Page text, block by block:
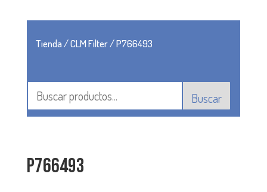
Tienda/CLM Filter/ P766493
Buscar
P766493